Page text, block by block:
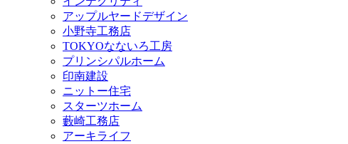
アップルヤードデザイン
小野寺工務店
TOKYOなないろ工房
プリンシパルホーム
印南建設
ニットー住宅
スターツホーム
藪崎工務店
アーキライフ